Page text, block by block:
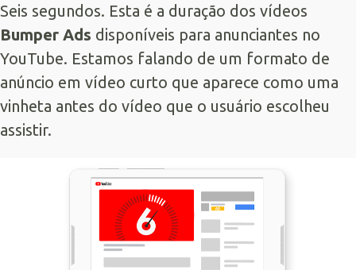
Seis segundos. Esta é a duração dos vídeos
Bumper Ads disponíveis para anunciantes no
YouTube. Estamos falando de um formato de
anúncio em vídeo curto que aparece como uma
vinheta antes do vídeo que o usuário escolheu
assistir.